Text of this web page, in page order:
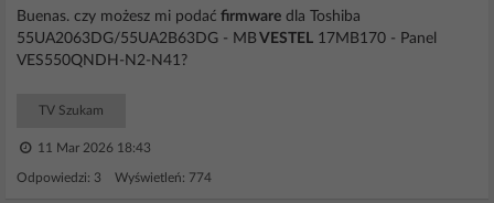
Buenas. czy możesz mi podać firmware dla Toshiba
55UA2063DG/55UA2B63DG - MB VESTEL 17MB170 - Panel
VES550QNDH-N2-N41?
TV Szukam
11 Mar 2026 18:43
Odpowiedzi: 3 Wyświetleń: 774